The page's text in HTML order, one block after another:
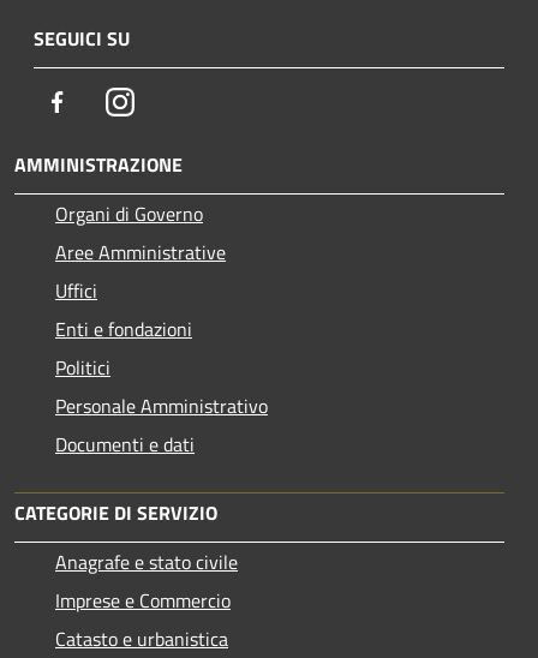
SEGUICI SU
FacebookInstagram
AMMINISTRAZIONE
Organi di Governo
Aree Amministrative
Uffici
Enti e fondazioni
Politici
Personale Amministrativo
Documenti e dati
CATEGORIE DI SERVIZIO
Anagrafe e stato civile
Imprese e Commercio
Catasto e urbanistica